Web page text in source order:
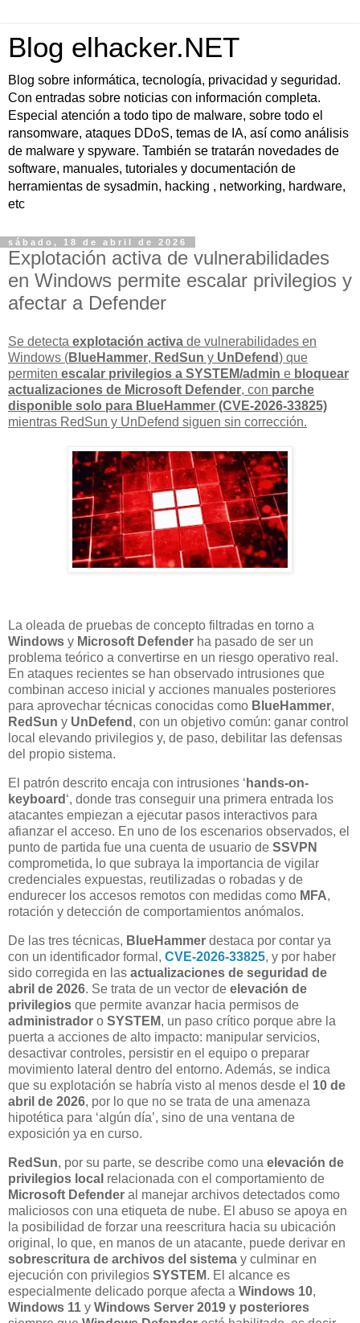
Blog elhacker.NET
Blog sobre informática, tecnología, privacidad y seguridad.
Con entradas sobre noticias con información completa.
Especial atención a todo tipo de malware, sobre todo el
ransomware, ataques DDoS, temas de IA, así como análisis
de malware y spyware. También se tratarán novedades de
software, manuales, tutoriales y documentación de
herramientas de sysadmin, hacking , networking, hardware,
etc
sábado, 18 de abril de 2026
Explotación activa de vulnerabilidades
en Windows permite escalar privilegios y
afectar a Defender
Se detecta explotación activa de vulnerabilidades en
Windows (BlueHammer, RedSun y UnDefend) que
permiten escalar privilegios a SYSTEM/admin e bloquear
actualizaciones de Microsoft Defender, con parche
disponible solo para BlueHammer (CVE-2026-33825)
mientras RedSun y UnDefend siguen sin corrección.
La oleada de pruebas de concepto filtradas en torno a
Windows y Microsoft Defender ha pasado de ser un
problema teórico a convertirse en un riesgo operativo real.
En ataques recientes se han observado intrusiones que
combinan acceso inicial y acciones manuales posteriores
para aprovechar técnicas conocidas como BlueHammer,
RedSun y UnDefend , con un objetivo común: ganar control
local elevando privilegios y, de paso, debilitar las defensas
del propio sistema.
El patrón descrito encaja con intrusiones ‘ hands-on-
keyboard ‘, donde tras conseguir una primera entrada los
atacantes empiezan a ejecutar pasos interactivos para
afianzar el acceso. En uno de los escenarios observados, el
punto de partida fue una cuenta de usuario de SSVPN
comprometida, lo que subraya la importancia de vigilar
credenciales expuestas, reutilizadas o robadas y de
endurecer los accesos remotos con medidas como MFA,
rotación y detección de comportamientos anómalos.
De las tres técnicas, BlueHammer destaca por contar ya
con un identificador formal, CVE-2026-33825, y por haber
sido corregida en las actualizaciones de seguridad de
abril de 2026. Se trata de un vector de elevación de
privilegios que permite avanzar hacia permisos de
administrador o SYSTEM, un paso crítico porque abre la
puerta a acciones de alto impacto: manipular servicios,
desactivar controles, persistir en el equipo o preparar
movimiento lateral dentro del entorno. Además, se indica
que su explotación se habría visto al menos desde el 10 de
abril de 2026, por lo que no se trata de una amenaza
hipotética para ‘algún día’, sino de una ventana de
exposición ya en curso.
RedSun, por su parte, se describe como una elevación de
privilegios local relacionada con el comportamiento de
Microsoft Defender al manejar archivos detectados como
maliciosos con una etiqueta de nube. El abuso se apoya en
la posibilidad de forzar una reescritura hacia su ubicación
original, lo que, en manos de un atacante, puede derivar en
sobrescritura de archivos del sistema y culminar en
ejecución con privilegios SYSTEM. El alcance es
especialmente delicado porque afecta a Windows 10,
Windows 11 y Windows Server 2019 y posteriores